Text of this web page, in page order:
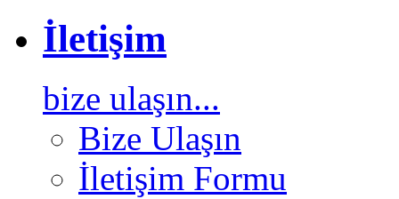
İletişim
bize ulaşın...
Bize Ulaşın
İletişim Formu